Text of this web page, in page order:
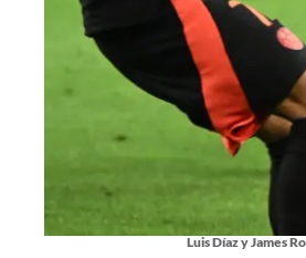
Luis Díaz y James